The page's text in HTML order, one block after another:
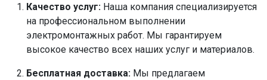
Качество услуг: Наша компания специализируется
на профессиональном выполнении
электромонтажных работ. Мы гарантируем
высокое качество всех наших услуг и материалов.
Бесплатная доставка: Мы предлагаем